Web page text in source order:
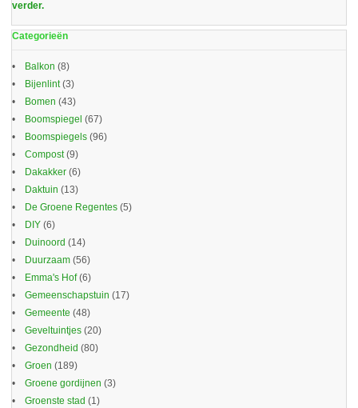
verder.
Categorieën
Balkon (8)
Bijenlint(3)
Bomen (43)
Boomspiegel (67)
Boomspiegels (96)
Compost(9)
Dakakker (6)
Daktuin (13)
De Groene Regentes (5)
DIY (6)
Duinoord (14)
Duurzaam (56)
Emma's Hof(6)
Gemeenschapstuin (17)
Gemeente (48)
Geveltuintjes (20)
Gezondheid (80)
Groen (189)
Groene gordijnen (3)
Groenste stad (1)